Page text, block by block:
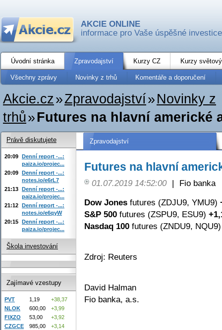
AKCIE ONLINE
informace pro Vaše úspěšné investice
Úvodní stránka Zpravodajství Kurzy CZ Kurzy
Všechny zprávy Novinky z trhů Komentáře a doporučení
Akcie.cz»Zpravodajství» Novinky z
trhů»Futures na hlavní americké
Zpravodajství
Futures na hlavní
01.07.2019 14:52:00 |
Fio banka
Dow Jones futures (ZDJU9, YMU9)
S&P 500 futures (ZSPU9, ESU9)
Nasdaq 100 futures (ZNDU9,
Zdroj: Reuters
David Halman
Fio banka, a.s.
Právě diskutujete
20:09 Denní report -...:
paiza.io/projec...
20:09 Denní report -...:
notes.io/e6rL7
21:13 Denní report -...:
paiza.io/projec...
21:12 Denní report -...:
notes.io/e6qyW
20:15 Denní report -...:
paiza.io/projec...
Škola investování
Zajímavé vzestupy
PVT 1,19
+38,37
NLOK
600,00
+3,99
FIXZO
53,00
+3,92
CZGCE
985,00
+3,14